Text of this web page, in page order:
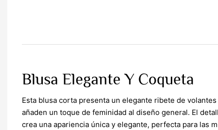
Blusa Elegante Y Coqueta
Esta blusa corta presenta un elegante ribete de
añaden un toque de feminidad al diseño general. El
crea una apariencia única y elegante, perfecta para las